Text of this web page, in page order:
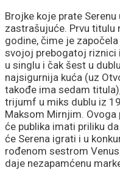
Brojke koje prate
zastrašujuće. Prvu titulu
godine, čime je
svojoj prebogatoj riznici
u singlu i čak šest u
najsigurnija kuća (uz
takođe ima sedam
trijumf u miks dublu iz
Maksom Mirnjim.
će publika imati priliku
će Serena igrati i u
rođenom sestrom
daje nezapamćenu